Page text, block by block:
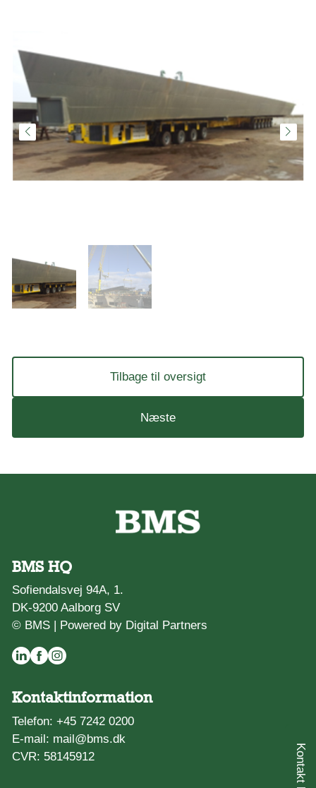
Tilbage til oversigt
Næste
BMS HQ
Sofiendalsvej 94A, 1.
DK-9200 Aalborg SV
© BMS |
Powered by Digital Partners
Kontaktinformation
Telefon:+45 7242 0200
E-mail: mail@bms.dk
CVR: 58145912